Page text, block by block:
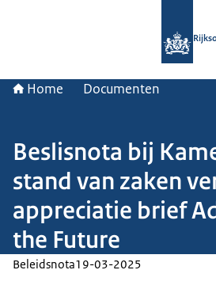
Home Documenten
Beslisnota bij
stand van zaken
appreciatie brief
the Future
Beleidsnota19-03-2025